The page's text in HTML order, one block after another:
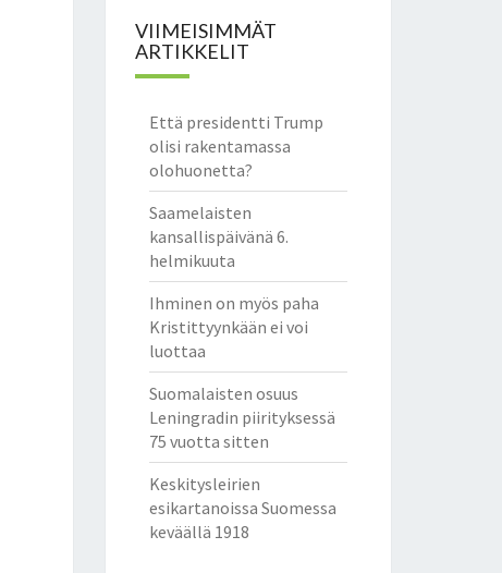
VIIMEISIMMÄT
ARTIKKELIT
Että presidentti Trump
olisi rakentamassa
olohuonetta?
Saamelaisten
kansallispäivänä 6.
helmikuuta
Ihminen on myös paha
Kristittyynkään ei voi
luottaa
Suomalaisten osuus
Leningradin piirityksessä
75 vuotta sitten
Keskitysleirien
esikartanoissa Suomessa
keväällä 1918